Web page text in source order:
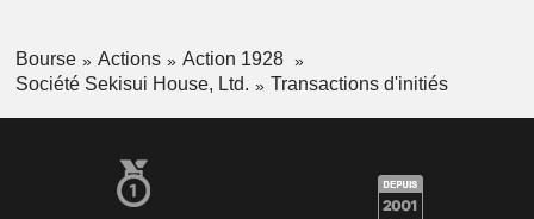
Bourse Actions
Action 1928
Société Sekisui House, Ltd.
Transactions d'initiés